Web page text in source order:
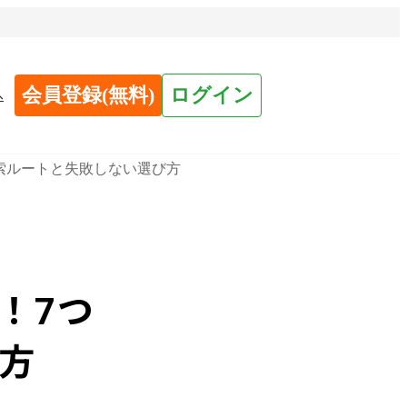
会員登録(無料) ログイン
ルートと失敗しない選び方
7つ